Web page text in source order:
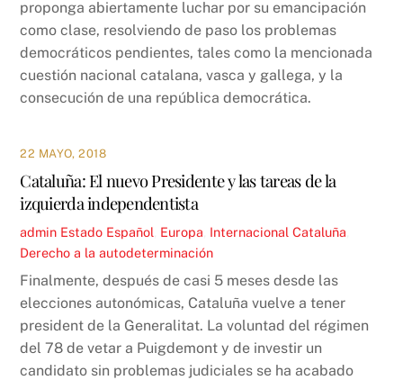
proponga abiertamente luchar por su emancipación
como clase, resolviendo de paso los problemas
democráticos pendientes, tales como la mencionada
cuestión nacional catalana, vasca y gallega, y la
consecución de una república democrática.
22 MAYO, 2018
Cataluña: El nuevo Presidente y las tareas de la
izquierda independentista
admin Estado Español Europa Internacional Cataluña
Derecho a la autodeterminación
Finalmente, después de casi 5 meses desde las
elecciones autonómicas, Cataluña vuelve a tener
president de la Generalitat. La voluntad del régimen
del 78 de vetar a Puigdemont y de investir un
candidato sin problemas judiciales se ha acabado